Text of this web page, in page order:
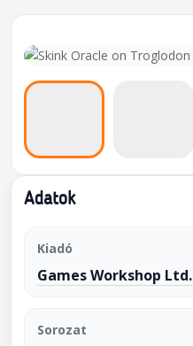
Adatok
Kiadó
Games Workshop Ltd.
Sorozat